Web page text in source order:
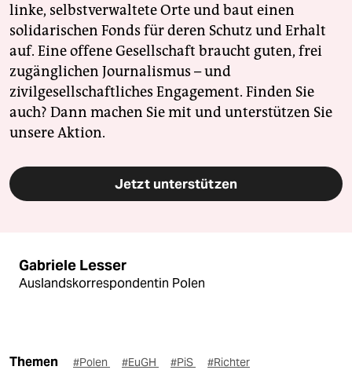
linke, selbstverwaltete Orte und baut einen
solidarischen Fonds für deren Schutz und Erhalt
auf. Eine offene Gesellschaft braucht guten, frei
zugänglichen Journalismus – und
zivilgesellschaftliches Engagement. Finden Sie
auch? Dann machen Sie mit und unterstützen Sie
unsere Aktion.
Jetzt unterstützen
Gabriele Lesser
Auslandskorrespondentin Polen
Themen #Polen #EuGH #PiS #Richter